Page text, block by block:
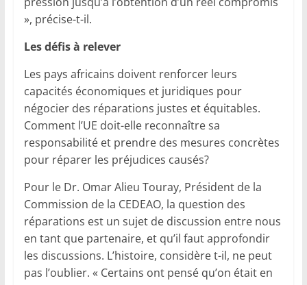
», précise-t-il.
Les défis à relever
Les pays africains doivent renforcer leurs
capacités économiques et juridiques pour
négocier des réparations justes et équitables.
Comment l’UE doit-elle reconnaître sa
responsabilité et prendre des mesures concrètes
pour réparer les préjudices causés?
Pour le Dr. Omar Alieu Touray, Président de la
Commission de la CEDEAO, la question des
réparations est un sujet de discussion entre nous
en tant que partenaire, et qu’il faut approfondir
les discussions. L’histoire, considère t-il, ne peut
pas l’oublier. « Certains ont pensé qu’on était en